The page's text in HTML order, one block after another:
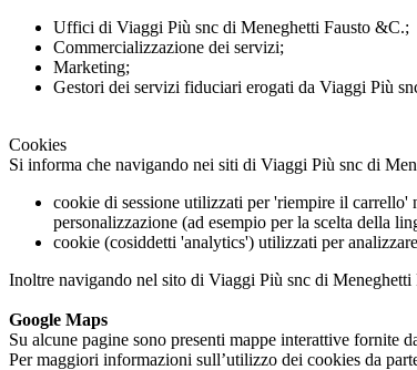
Uffici di Viaggi Più snc di Meneghetti Fausto &C.;
Commercializzazione dei servizi;
Marketing;
Gestori dei servizi fiduciari erogati da Viaggi Più
Cookies
Si informa che navigando nei siti di Viaggi Più snc di
cookie di sessione utilizzati per 'riempire il
personalizzazione (ad esempio per la scelta della
cookie (cosiddetti 'analytics') utilizzati per
Inoltre navigando nel sito di Viaggi Più snc di
Google Maps
Su alcune pagine sono presenti mappe interattive fornite
Per maggiori informazioni sull’utilizzo dei cookies da